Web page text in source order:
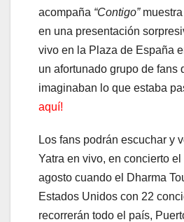
acompaña “Contigo”muestra
en una presentación
vivo en la Plaza de España
un afortunado grupo de fans
imaginaban lo que estaba
aquí!
Los fans podrán escuchar y
Yatra en vivo, en concierto
agosto cuando el Dharma
Estados Unidos con 22
recorrerán todo el país,